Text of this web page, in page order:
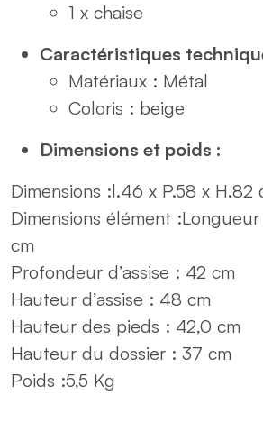
1 x chaise
Caractéristiques
Matériaux : Métal
Coloris : beige
Dimensions et poids :
Dimensions :l.46 x P.58 x H.82
Dimensions élément :Longueur
cm
Profondeur d’assise : 42 cm
Hauteur d’assise : 48 cm
Hauteur des pieds : 42,0 cm
Hauteur du dossier : 37 cm
Poids :5,5 Kg